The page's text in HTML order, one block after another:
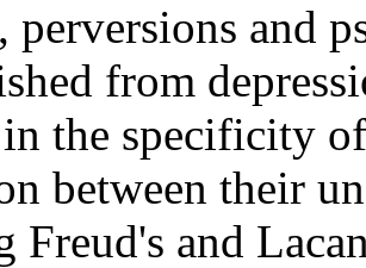
perversions and
from
the specificity
between their
Freud's and